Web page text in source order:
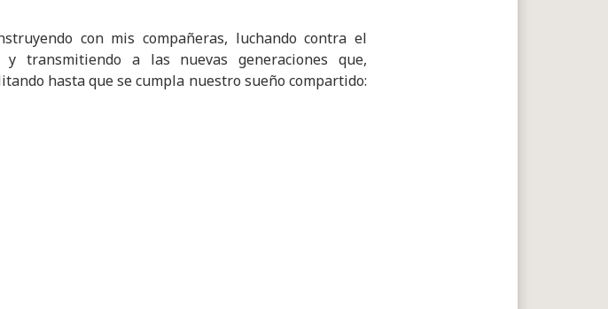
con mis compañeras, luchando contra el
transmitiendo a las nuevas generaciones que,
hasta que se cumpla nuestro sueño compartido: